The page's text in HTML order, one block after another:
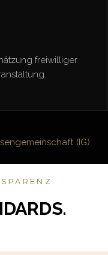
freiwilliger
(IG)